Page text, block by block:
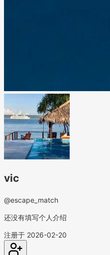
vic
@escape_match
还没有填写个人介绍
注册于 2026-02-20